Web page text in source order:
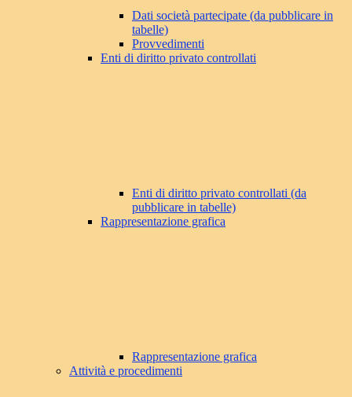
Dati società partecipate (da pubblicare in
tabelle)
Provvedimenti
Enti di diritto privato controllati
Enti di diritto privato controllati (da
pubblicare in tabelle)
Rappresentazione grafica
Rappresentazione grafica
Attività e procedimenti